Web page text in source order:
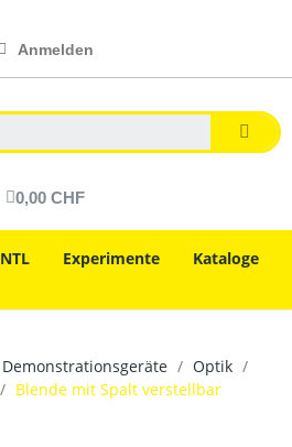
Anmelden
0,00 CHF
NTL Experimente
Kataloge
Demonstrationsgeräte
Optik
Blende mit Spalt verstellbar